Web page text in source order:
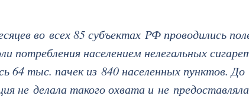
во всех 85 субъектах РФ проводились
потребления населением нелегальных
64 тыс. пачек из 840 населенных пунктов.
не делала такого охвата и не